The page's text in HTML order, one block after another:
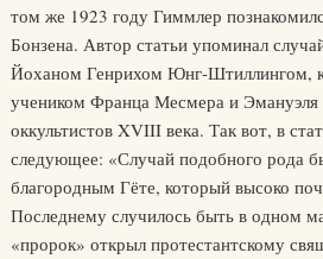
том же 1923 году Гиммлер
Бонзена. Автор статьи упоминал
Йоханом Генрихом Юнг-Штиллингом,
учеником Франца Месмера и Эмануэля
оккультистов XVIII века. Так вот, в
следующее: «Случай подобного рода
благородным Гёте, который высоко
Последнему случилось быть в одном
«пророк» открыл протестантскому